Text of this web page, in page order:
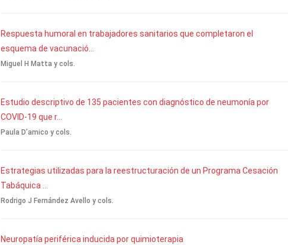
Respuesta humoral en trabajadores sanitarios que completaron el
esquema de vacunació...
Miguel H Matta y cols.
Estudio descriptivo de 135 pacientes con diagnóstico de neumonía por
COVID-19 que r...
Paula D’amico y cols.
Estrategias utilizadas para la reestructuración de un Programa Cesación
Tabáquica ...
Rodrigo J Fernández Avello y cols.
Neuropatía periférica inducida por quimioterapia